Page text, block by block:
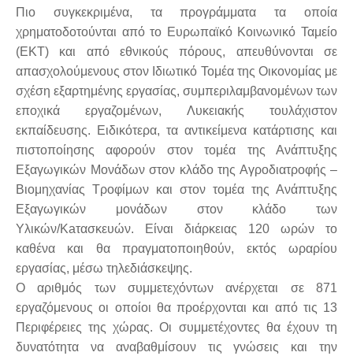
Πιο συγκεκριμένα, τα προγράμματα τα οποία
χρηματοδοτούνται από το Ευρωπαϊκό Κοινωνικό Ταμείο
(ΕΚΤ) και από εθνικούς πόρους, απευθύνονται σε
απασχολούμενους στον Ιδιωτικό Τομέα της Οικονομίας με
σχέση εξαρτημένης εργασίας, συμπεριλαμβανομένων των
εποχικά εργαζομένων, Λυκειακής τουλάχιστον
εκπαίδευσης. Ειδικότερα, τα αντικείμενα κατάρτισης και
πιστοποίησης αφορούν στον τομέα της Ανάπτυξης
Εξαγωγικών Μονάδων στον κλάδο της Αγροδιατροφής –
Βιομηχανίας Τροφίμων και στον τομέα της Ανάπτυξης
Εξαγωγικών μονάδων στον κλάδο των
Υλικών/Kaτασκευών. Είναι διάρκειας 120 ωρών το
καθένα και θα πραγματοποιηθούν, εκτός ωραρίου
εργασίας, μέσω τηλεδιάσκεψης.
Ο αριθμός των συμμετεχόντων ανέρχεται σε 871
εργαζόμενους οι οποίοι θα προέρχονται και από τις 13
Περιφέρειες της χώρας. Οι συμμετέχοντες θα έχουν τη
δυνατότητα να αναβαθμίσουν τις γνώσεις και την